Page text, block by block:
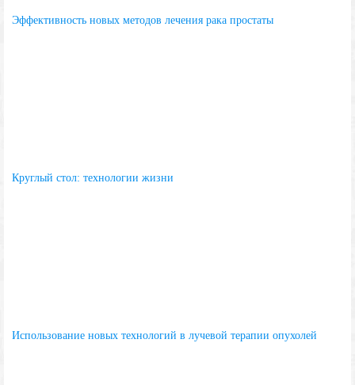
Эффективность новых методов лечения рака простаты
Круглый стол: технологии жизни
Использование новых технологий в лучевой терапии опухолей